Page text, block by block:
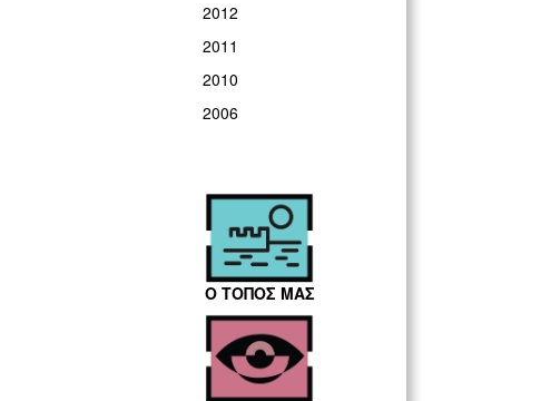
2012
2011
2010
2006
Ο ΤΟΠΟΣ ΜΑΣ